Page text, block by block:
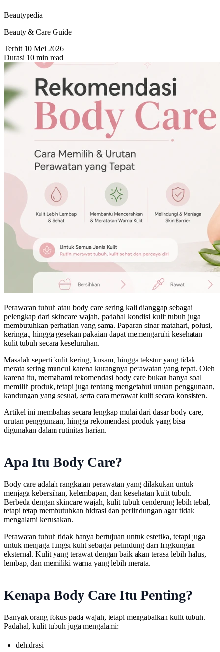
Beautypedia
Beauty & Care Guide
Terbit 10 Mei 2026
Durasi 10 min read
Perawatan tubuh atau body care sering kali dianggap sebagai
pelengkap dari skincare wajah, padahal kondisi kulit tubuh juga
membutuhkan perhatian yang sama. Paparan sinar matahari, polusi,
keringat, hingga gesekan pakaian dapat memengaruhi kesehatan
kulit tubuh secara keseluruhan.
Masalah seperti kulit kering, kusam, hingga tekstur yang tidak
merata sering muncul karena kurangnya perawatan yang tepat. Oleh
karena itu, memahami rekomendasi body care bukan hanya soal
memilih produk, tetapi juga tentang mengetahui urutan penggunaan,
kandungan yang sesuai, serta cara merawat kulit secara konsisten.
Artikel ini membahas secara lengkap mulai dari dasar body care,
urutan penggunaan, hingga rekomendasi produk yang bisa
digunakan dalam rutinitas harian.
Apa Itu Body Care?
Body care adalah rangkaian perawatan yang dilakukan untuk
menjaga kebersihan, kelembapan, dan kesehatan kulit tubuh.
Berbeda dengan skincare wajah, kulit tubuh cenderung lebih tebal,
tetapi tetap membutuhkan hidrasi dan perlindungan agar tidak
mengalami kerusakan.
Perawatan tubuh tidak hanya bertujuan untuk estetika, tetapi juga
untuk menjaga fungsi kulit sebagai pelindung dari lingkungan
eksternal. Kulit yang terawat dengan baik akan terasa lebih halus,
lembap, dan memiliki warna yang lebih merata.
Kenapa Body Care Itu Penting?
Banyak orang fokus pada wajah, tetapi mengabaikan kulit tubuh.
Padahal, kulit tubuh juga mengalami:
dehidrasi